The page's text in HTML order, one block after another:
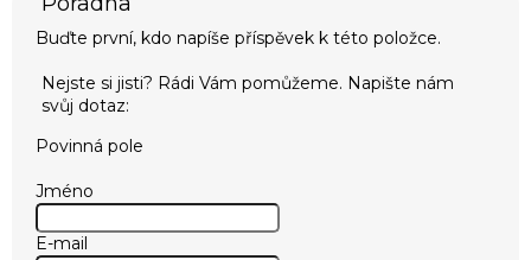
Buďte první, kdo napíše příspěvek k této položce.
Povinná pole
Jméno
E-mail